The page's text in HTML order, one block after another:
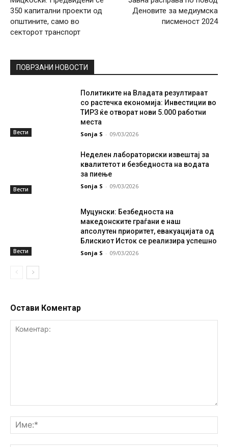
350 капитални проекти од
општините, само во
секторот транспорт
Деновите за медиумска
писменост 2024
ПОВРЗАНИ НОВОСТИ
Вести
Политиките на Владата резултираат
со растечка економија: Инвестиции во
ТИРЗ ќе отворат нови 5.000 работни
места
Sonja S - 09/03/2026
Вести
Неделен лабораториски извештај за
квалитетот и безбедноста на водата
за пиење
Sonja S - 09/03/2026
Вести
Муцунски: Безбедноста на
македонските граѓани е наш
апсолутен приоритет, евакуацијата од
Блискиот Исток се реализира успешно
Sonja S - 09/03/2026
Остави Коментар